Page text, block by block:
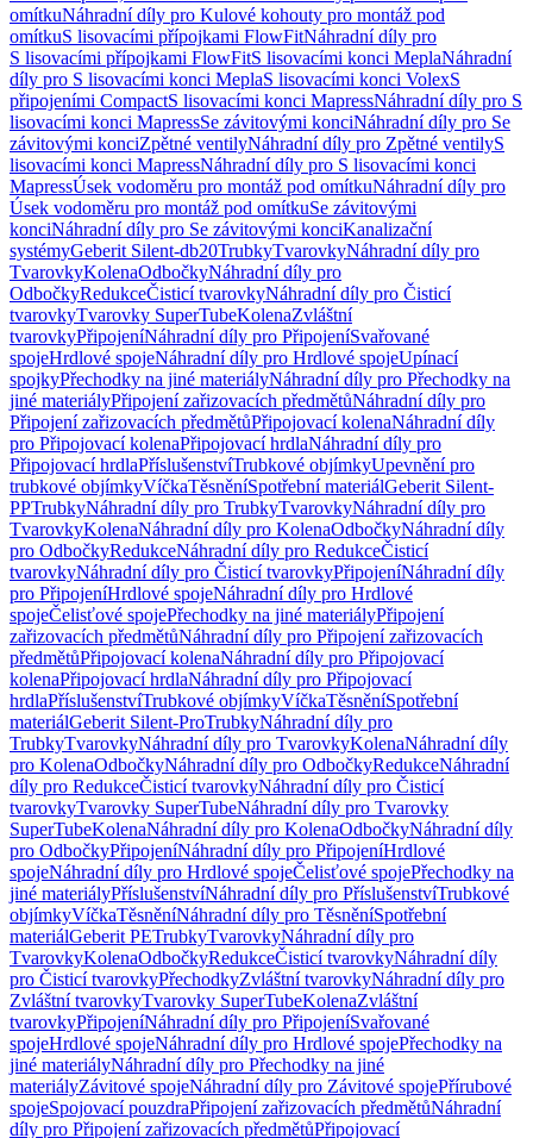
omítkuNáhradní díly pro Kulové kohouty pro montáž pod
omítkuS lisovacími přípojkami FlowFitNáhradní díly pro
S lisovacími přípojkami FlowFitS lisovacími konci MeplaNáhradní
díly pro S lisovacími konci MeplaS lisovacími konci VolexS
připojeními CompactS lisovacími konci MapressNáhradní díly pro S
lisovacími konci MapressSe závitovými konciNáhradní díly pro Se
závitovými konciZpětné ventilyNáhradní díly pro Zpětné ventilyS
lisovacími konci MapressNáhradní díly pro S lisovacími konci
MapressÚsek vodoměru pro montáž pod omítkuNáhradní díly pro
Úsek vodoměru pro montáž pod omítkuSe závitovými
konciNáhradní díly pro Se závitovými konciKanalizační
systémyGeberit Silent-db20TrubkyTvarovkyNáhradní díly pro
TvarovkyKolenaOdbočkyNáhradní díly pro
OdbočkyRedukceČisticí tvarovkyNáhradní díly pro Čisticí
tvarovkyTvarovky SuperTubeKolenaZvláštní
tvarovkyPřipojeníNáhradní díly pro PřipojeníSvařované
spojeHrdlové spojeNáhradní díly pro Hrdlové spojeUpínací
spojkyPřechodky na jiné materiályNáhradní díly pro Přechodky na
jiné materiályPřipojení zařizovacích předmětůNáhradní díly pro
Připojení zařizovacích předmětůPřipojovací kolenaNáhradní díly
pro Připojovací kolenaPřipojovací hrdlaNáhradní díly pro
Připojovací hrdlaPříslušenstvíTrubkové objímkyUpevnění pro
trubkové objímkyVíčkaTěsněníSpotřební materiálGeberit Silent-
PPTrubkyNáhradní díly pro TrubkyTvarovkyNáhradní díly pro
TvarovkyKolenaNáhradní díly pro KolenaOdbočkyNáhradní díly
pro OdbočkyRedukceNáhradní díly pro RedukceČisticí
tvarovkyNáhradní díly pro Čisticí tvarovkyPřipojeníNáhradní díly
pro PřipojeníHrdlové spojeNáhradní díly pro Hrdlové
spojeČelisťové spojePřechodky na jiné materiályPřipojení
zařizovacích předmětůNáhradní díly pro Připojení zařizovacích
předmětůPřipojovací kolenaNáhradní díly pro Připojovací
kolenaPřipojovací hrdlaNáhradní díly pro Připojovací
hrdlaPříslušenstvíTrubkové objímkyVíčkaTěsněníSpotřební
materiálGeberit Silent-ProTrubkyNáhradní díly pro
TrubkyTvarovkyNáhradní díly pro TvarovkyKolenaNáhradní díly
pro KolenaOdbočkyNáhradní díly pro OdbočkyRedukceNáhradní
díly pro RedukceČisticí tvarovkyNáhradní díly pro Čisticí
tvarovkyTvarovky SuperTubeNáhradní díly pro Tvarovky
SuperTubeKolenaNáhradní díly pro KolenaOdbočkyNáhradní díly
pro OdbočkyPřipojeníNáhradní díly pro PřipojeníHrdlové
spojeNáhradní díly pro Hrdlové spojeČelisťové spojePřechodky na
jiné materiályPříslušenstvíNáhradní díly pro PříslušenstvíTrubkové
objímkyVíčkaTěsněníNáhradní díly pro TěsněníSpotřební
materiálGeberit PETrubkyTvarovkyNáhradní díly pro
TvarovkyKolenaOdbočkyRedukceČisticí tvarovkyNáhradní díly
pro Čisticí tvarovkyPřechodkyZvláštní tvarovkyNáhradní díly pro
Zvláštní tvarovkyTvarovky SuperTubeKolenaZvláštní
tvarovkyPřipojeníNáhradní díly pro PřipojeníSvařované
spojeHrdlové spojeNáhradní díly pro Hrdlové spojePřechodky na
jiné materiályNáhradní díly pro Přechodky na jiné
materiályZávitové spojeNáhradní díly pro Závitové spojePřírubové
spojeSpojovací pouzdraPřipojení zařizovacích předmětůNáhradní
díly pro Připojení zařizovacích předmětůPřipojovací